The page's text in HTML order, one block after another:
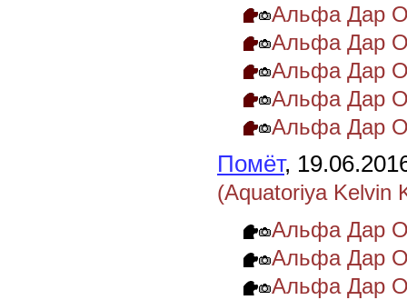
Альфа Дар
Альфа Дар
Альфа Дар
Альфа Дар
Альфа Дар
Помёт,
(Aquatoriya Kelvin
Альфа Дар
Альфа Дар
Альфа Дар